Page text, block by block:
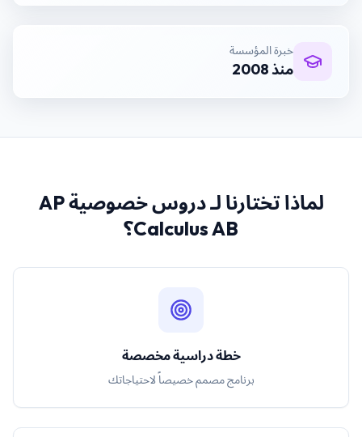
خبرة المؤسسة
منذ 2008
لماذا تختارنا لـ
دروس خصوصية AP
Calculus AB؟
خطة دراسية مخصصة
برنامج مصمم خصيصاً لاحتياجاتك